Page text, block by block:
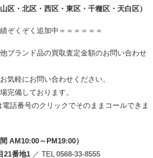
区・北区・西区・東区・千種区・天白区）
ぞくぞく追加中＝＝＝＝＝＝
ブランド品の買取査定金額のお問い合わせ
気軽にお問い合わせください。
完備しております。
話番号のクリックでそのままコールできま
AM10:00～PM19:00）
21番地1 ／ TEL0568-33-8555